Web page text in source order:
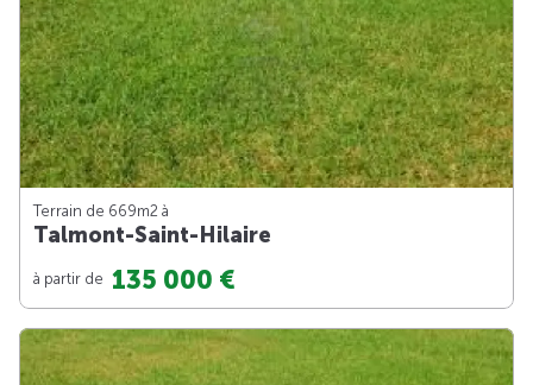
Terrain de 669m2 à
Talmont-Saint-Hilaire
à partir de 135 000 €